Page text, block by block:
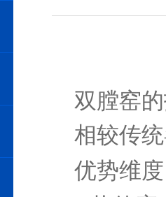
双膛窑
相较传
优势维度